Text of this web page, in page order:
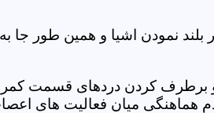
نمودن اشیا و همین طور جا
و برطرف کردن دردهای
هماهنگی میان فعالیت های